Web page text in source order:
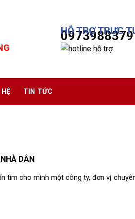
HỖ TRỢ TRỰC
0973988379
TIN TỨC
DÂN
tìm cho mình một công ty, đơn vị